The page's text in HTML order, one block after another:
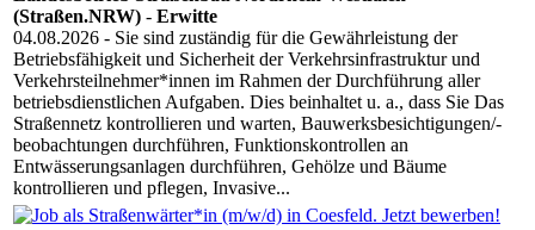
(Straßen.NRW) - Erwitte
04.08.2026 - Sie sind zuständig für die Gewährleistung der
Betriebsfähigkeit und Sicherheit der Verkehrsinfrastruktur und
Verkehrsteilnehmer*innen im Rahmen der Durchführung aller
betriebsdienstlichen Aufgaben. Dies beinhaltet u. a., dass Sie Das
Straßennetz kontrollieren und warten, Bauwerksbesichtigungen/-
beobachtungen durchführen, Funktionskontrollen an
Entwässerungsanlagen durchführen, Gehölze und Bäume
kontrollieren und pflegen, Invasive...